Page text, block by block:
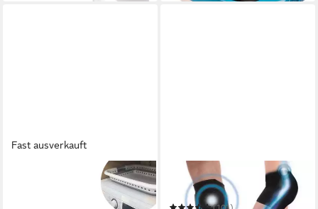
Fast ausverkauft
Ausziehwäschekorb Foldable
BEST DIRECT®
Kniebandage Insta Life®